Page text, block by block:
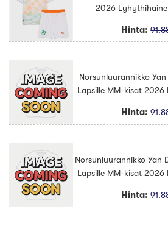
2026
Hinta:
Norsunluurannikko
Lapsille MM-kisat
Hinta:
Norsunluurannikko Yan
Lapsille MM-kisat
Hinta: